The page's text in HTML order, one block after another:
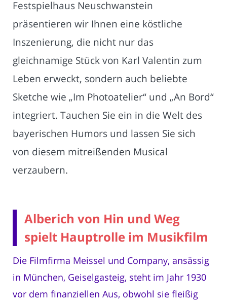
Festspielhaus Neuschwanstein
präsentieren wir Ihnen eine köstliche
Inszenierung, die nicht nur das
gleichnamige Stück von Karl Valentin zum
Leben erweckt, sondern auch beliebte
Sketche wie „Im Photoatelier“ und „An Bord“
integriert. Tauchen Sie ein in die Welt des
bayerischen Humors und lassen Sie sich
von diesem mitreißenden Musical
verzaubern.
Alberich von Hin und Weg
spielt Hauptrolle im Musikfilm
Die Filmfirma Meissel und Company, ansässig
in München, Geiselgasteig, steht im Jahr 1930
vor dem finanziellen Aus, obwohl sie fleißig